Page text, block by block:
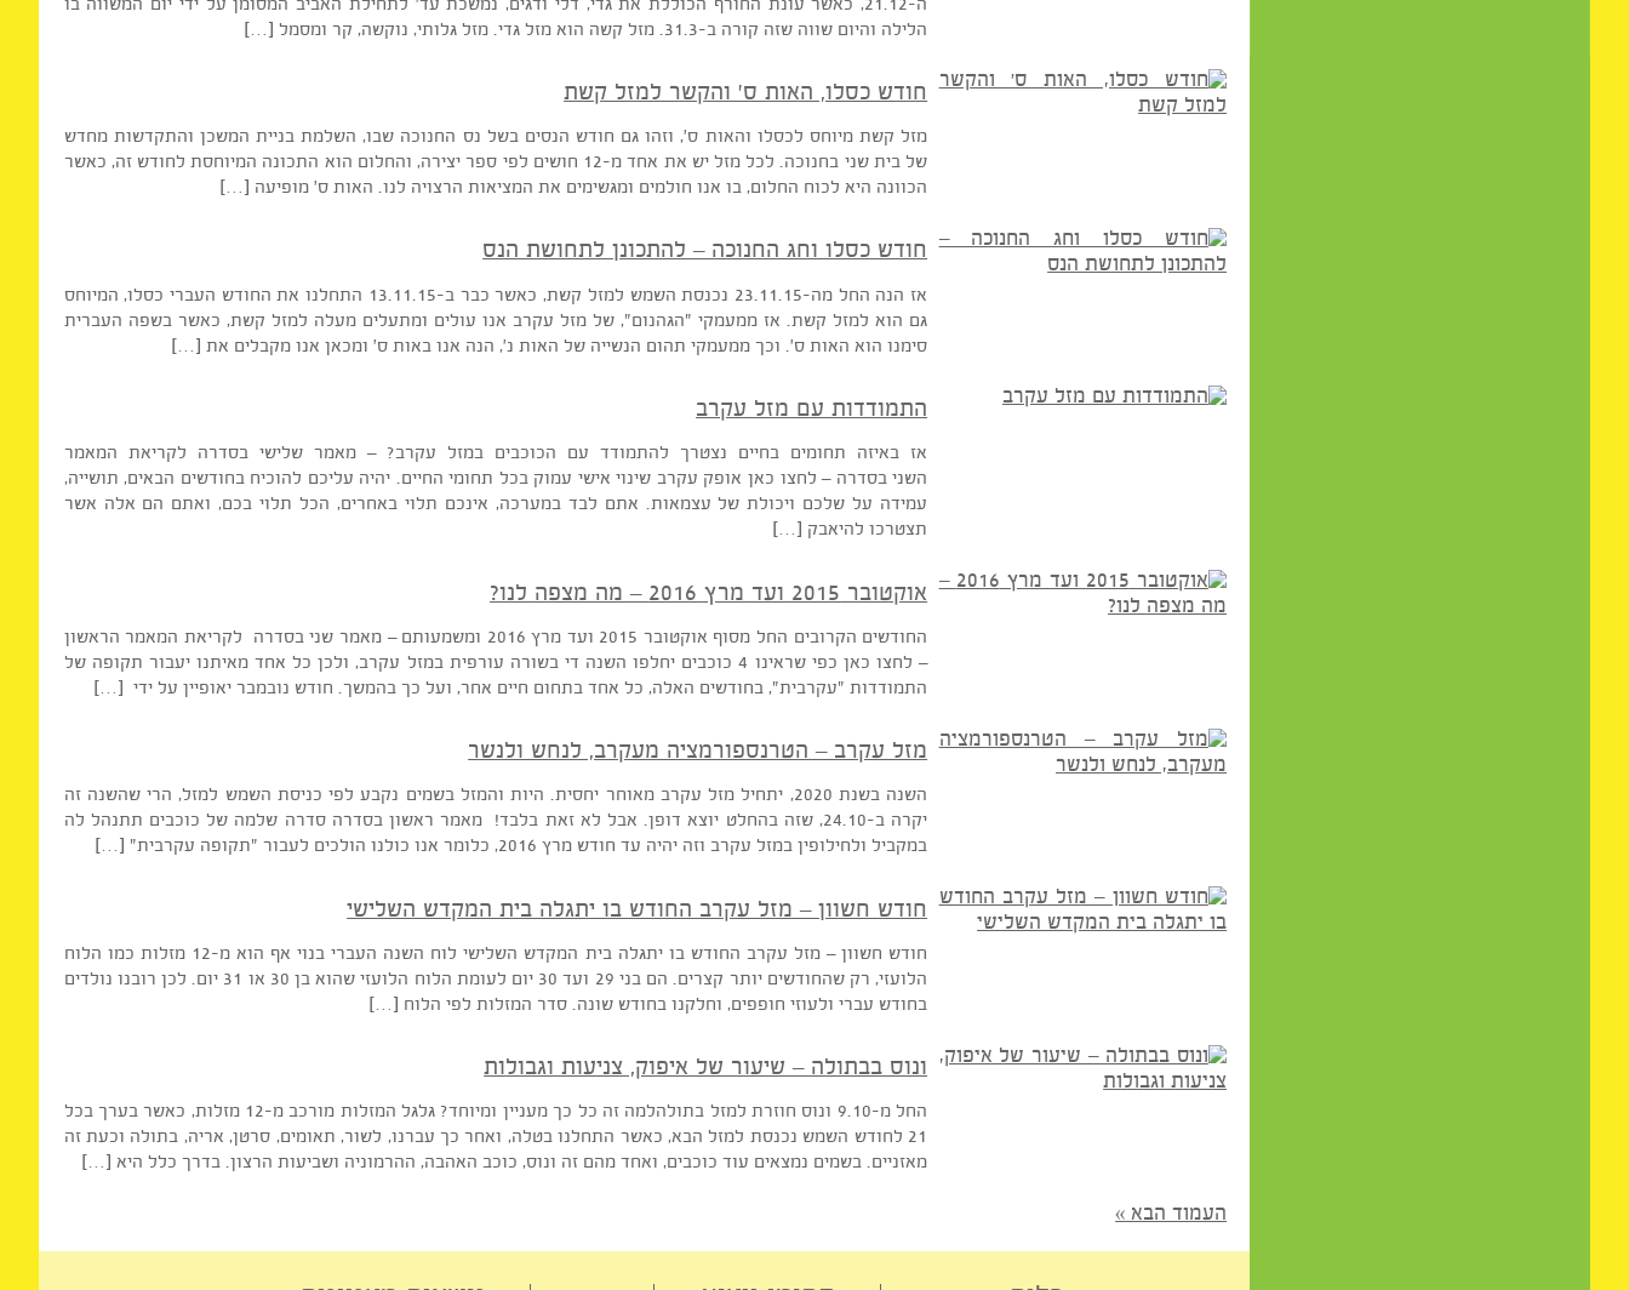
בסימן האות ע' וחודש טבת מזל גדי הינו הראשון במזלות החורף, ולכן הוא מתחיל סמוך ליום הקצר ביותר בשנה שהינו
הלילה והיום שווה שזה קורה ב-31.3. מזל קשה הוא מזל גדי. מזל גלותי, נוקשה, קר ומסמל […]
חודש כסלו, האות ס' והקשר למזל קשת
מזל קשת מיוחס לכסלו והאות ס', וזהו גם חודש הנסים בשל נס החנוכה שבו, השלמת בניית המשכן והתקדשות מחדש
הכוונה היא לכוח החלום, בו אנו חולמים ומגשימים את המציאות הרצויה לנו. האות ס' מופיעה […]
חודש כסלו וחג החנוכה – להתכונן לתחושת הנס
אז הנה החל מה-23.11.15 נכנסת השמש למזל קשת, כאשר כבר ב-13.11.15 התחלנו את החודש העברי כסלו, המיוחס
סימנו הוא האות ס'. וכך ממעמקי תהום הנשייה של האות נ', הנה אנו באות ס' ומכאן אנו מקבלים את […]
התמודדות עם מזל עקרב
אז באיזה תחומים בחיים נצטרך להתמודד עם הכוכבים במזל עקרב? – מאמר שלישי בסדרה לקריאת המאמר
עמידה על שלכם ויכולת של עצמאות. אתם לבד במערכה, אינכם תלוי באחרים, הכל תלוי בכם, ואתם הם אלה אשר
תצטרכו להיאבק […]
אוקטובר 2015 ועד מרץ 2016 – מה מצפה לנו?
– לחצו כאן כפי שראינו 4 כוכבים יחלפו השנה די בשורה עורפית במזל עקרב, ולכן כל אחד מאיתנו יעבור תקופה של
מזל עקרב – הטרנספורמציה מעקרב, לנחש ולנשר
יקרה ב-24.10, שזה בהחלט יוצא דופן. אבל לא זאת בלבד! מאמר ראשון בסדרה סדרה שלמה של כוכבים תתנהל לה
חודש חשוון – מזל עקרב החודש בו יתגלה בית המקדש השלישי
בחודש עברי ולעוזי חופפים, וחלקנו בחודש שונה. סדר המזלות לפי הלוח […]
ונוס בבתולה – שיעור של איפוק, צניעות וגבולות